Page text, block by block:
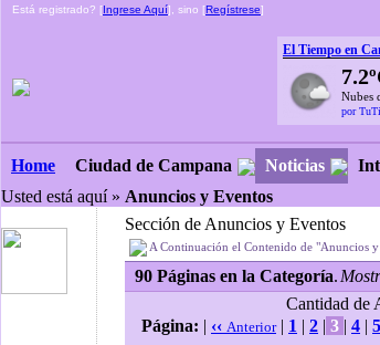
Está registrado? [Ingrese Aquí], sino [Regístrese]
El Tiempo en
Nubes
por
Home Ciudad de Campana Noticias
Usted está aquí » Anuncios y Eventos
Sección de Anuncios y Eventos
A Continuación el Contenido de "Anuncios
90 Páginas en la Categoría.
Cantidad de
Página: | ‹‹ Anterior| 1 | 2 | 3 | 4 | 5